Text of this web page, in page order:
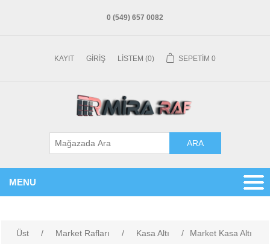
0 (549) 657 0082
KAYIT GIRIŞ LISTEM (0) SEPETIM 0
MENU
Üst / Market Rafları / Kasa Altı / Market Kasa Altı